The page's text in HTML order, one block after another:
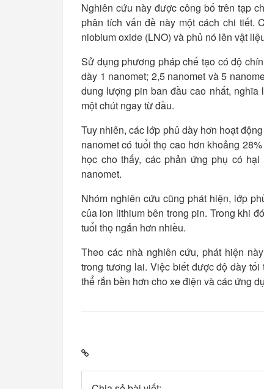
Nghiên cứu này được công bố trên tạp
phân tích vấn đề này một cách chi tiết.
niobium oxide (LNO) và phủ nó lên vật
Sử dụng phương pháp chế tạo có độ
dày 1 nanomet; 2,5 nanomet và 5
dung lượng pin ban đầu cao nhất,
một chút ngay từ đầu.
Tuy nhiên, các lớp phủ dày hơn hoạt
nanomet có tuổi thọ cao hơn khoảng
học cho thấy, các phản ứng phụ có
nanomet.
Nhóm nghiên cứu cũng phát hiện, lớp
của ion lithium bên trong pin. Trong khi
tuổi thọ ngắn hơn nhiều.
Theo các nhà nghiên cứu, phát hiện
trong tương lai. Việc biết được độ dày
thể rắn bền hơn cho xe điện và các ứng